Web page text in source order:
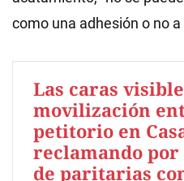
como una adhesión o no
Las caras
movilización
petitorio en
reclamando
de paritarias